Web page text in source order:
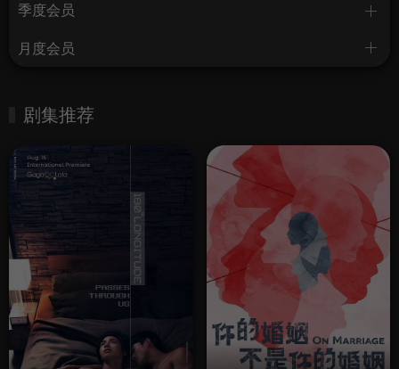
季度会员
月度会员
剧集推荐